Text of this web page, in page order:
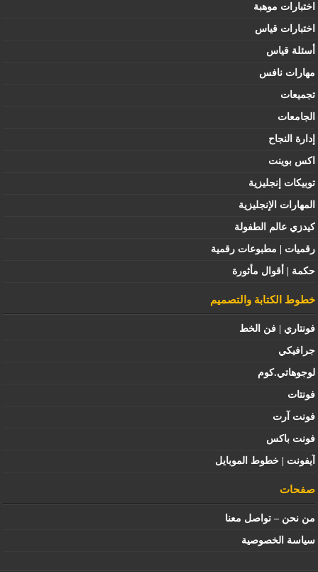
اختبارات موهبة
اختبارات قياس
أسئلة قياس
مهارات نافس
تجميعات
الجامعات
إدارة النجاح
اكس بوينت
توبيكات إنجليزية
المهارات الإنجليزية
كيدزي عالم الطفولة
رقميات | مطبوعات رقمية
حكمة | أقوال مأثورة
خطوط الكتابة والتصميم
فونتاري | فن الخط
جرافيكي
لوجوهاتي.كوم
فونتات
فونت آرت
فونت باكس
آيفونت | خطوط الموبايل
صفحات
من نحن – تواصل معنا
سياسة الخصوصية